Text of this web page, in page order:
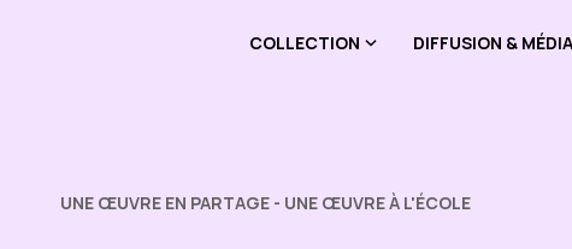
COLLECTION DIFFUSION &
UNE ŒUVRE EN PARTAGE - UNE ŒUVRE À L'ÉCOLE